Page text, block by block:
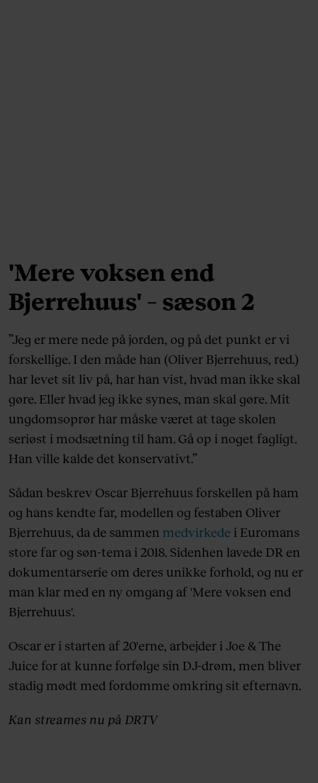
'Mere voksen end
Bjerrehuus' – sæson 2
”Jeg er mere nede på jorden, og på det punkt er vi
forskellige. I den måde han (Oliver Bjerrehuus, red.)
har levet sit liv på, har han vist, hvad man ikke skal
gøre. Eller hvad jeg ikke synes, man skal gøre. Mit
ungdomsoprør har måske været at tage skolen
seriøst i modsætning til ham. Gå op i noget fagligt.
Han ville kalde det konservativt.”
Sådan beskrev Oscar Bjerrehuus forskellen på ham
og hans kendte far, modellen og festaben Oliver
Bjerrehuus, da de sammen medvirkede i Euromans
store far og søn-tema i 2018. Sidenhen lavede DR en
dokumentarserie om deres unikke forhold, og nu er
man klar med en ny omgang af 'Mere voksen end
Bjerrehuus'.
Oscar er i starten af 20'erne, arbejder i Joe & The
Juice for at kunne forfølge sin DJ-drøm, men bliver
stadig mødt med fordomme omkring sit efternavn.
Kan streames nu på DRTV